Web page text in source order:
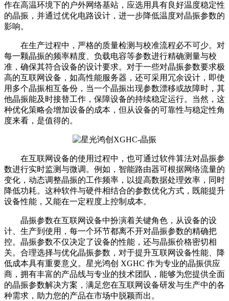
作在高温环境下的户外网络基站，应选用具有良好温度稳定性
的晶振，并通过优化电路设计，进一步降低温度对晶振参数的
影响。
在生产过程中，严格的质量检测与校准流程必不可少。对
每一颗晶振的频率精度、负载电容等参数进行精确测量与校
准，确保其符合设备的设计要求。对于一些对晶振参数要求极
高的互联网设备，如高性能服务器，还可采用冗余设计，即使
用多个晶振相互备份，当一个晶振出现参数漂移或故障时，其
他晶振能及时接替工作，保障设备的持续稳定运行。当然，这
种优化策略会增加设备的成本，但从设备的可靠性与稳定性角
度来看，是值得的。
在互联网设备的使用过程中，也可通过软件算法对晶振参
数进行实时监测与微调。例如，智能路由器可根据网络流量的
变化，动态调整晶振的工作频率，以提高数据处理效率，同时
降低功耗。这种软件与硬件相结合的参数优化方式，既能提升
设备性能，又能在一定程度上控制成本。
晶振参数在互联网设备中扮演着关键角色，从设备的设
计、生产到使用，每一个环节都离不开对晶振参数的精确把
控。晶振参数不仅决定了设备的性能，还与晶振价格密切相
关。合理选择与优化晶振参数，对于提升互联网设备性能、降
低成本具有重要意义。星光鸿创 XGHC 作为专业的晶振供应
商，拥有丰富的产品线与专业的技术团队，能够为您提供全面
的晶振参数解决方案，满足您在互联网设备研发与生产中的各
种需求，助力您的产品在市场中脱颖而出。